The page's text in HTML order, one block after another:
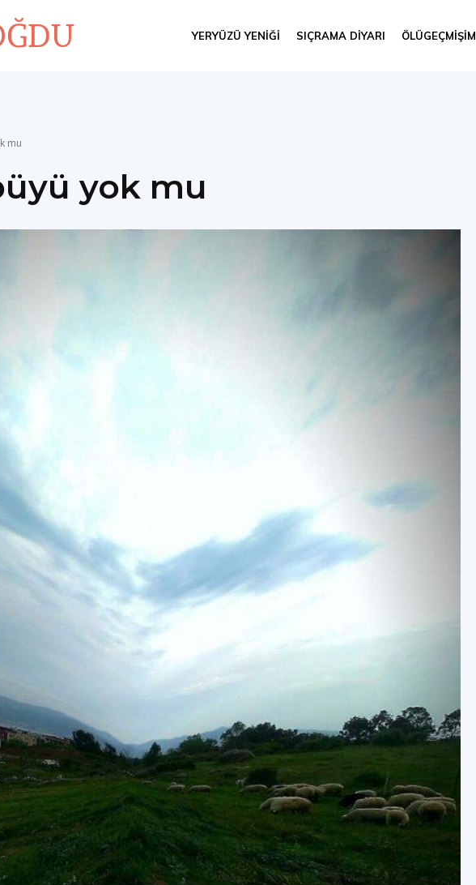
YERYÜZÜ YENIĞI SIÇRAMA DIYARI ÖLÜGEÇMIŞIM
mu
yok mu